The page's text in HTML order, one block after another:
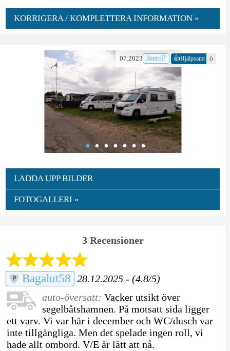
KORRIGERA / KOMPLETTERA INFORMATION »
07.2023 JoernP 👍Hjälpsamt 0
LADDA UPP BILDER
FOTOGALLERI »
3 Recensioner
Bagalut58 28.12.2025 - (4.8/5)
auto-översatt: Vacker utsikt över
segelbåtshamnen. På motsatt sida ligger
ett varv. Vi var här i december och WC/dusch var
inte tillgängliga. Men det spelade ingen roll, vi
hade allt ombord. V/E är lätt att nå.